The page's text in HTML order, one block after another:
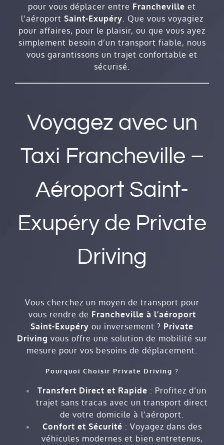
pour vous déplacer entre Francheville et
l’aéroport Saint-Exupéry . Que vous voyagiez
pour affaires, pour le plaisir, ou que vous ayez
simplement besoin d’un transport fiable, nous
vous garantissons un trajet confortable et
sécurisé.
Voyagez avec un
Taxi Francheville –
Aéroport Saint-
Exupéry de Private
Driving
Vous cherchez un moyen de transport pour
vous rendre de Francheville à l’aéroport
Saint-Exupéry ou inversement ? Private
Driving vous offre une solution de mobilité sur
mesure pour vos besoins de déplacement.
Pourquoi Choisir Private Driving ?
Transfert Direct et Rapide : Profitez d’un
trajet sans tracas avec un transport direct
de votre domicile à l’aéroport.
Confort et Sécurité : Voyagez dans des
véhicules modernes et bien entretenus,